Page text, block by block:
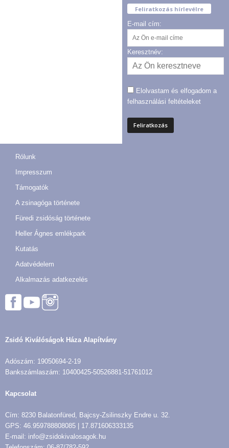
Feliratkozás hírlevélre
E-mail cím:
Keresztnév:
Elolvastam és elfogadom a
felhasználási feltételeket
Rólunk
Impresszum
Támogatók
A zsinagóga története
Füredi zsidóság története
Heller Ágnes emlékpark
Kutatás
Adatvédelem
Alkalmazás adatkezelés
Zsidó Kiválóságok Háza Alapítvány
Adószám: 19050694-2-19
Bankszámlaszám: 10400425-50526881-51761012
Kapcsolat
Cím: 8230 Balatonfüred, Bajcsy-Zsilinszky Endre u. 32.
GPS: 46.959788808085 | 17.871606333135
E-mail: info@zsidokivalosagok.hu